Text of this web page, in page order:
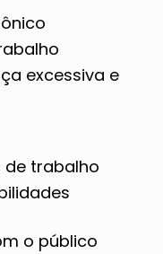
excessiva e
trabalho
o público